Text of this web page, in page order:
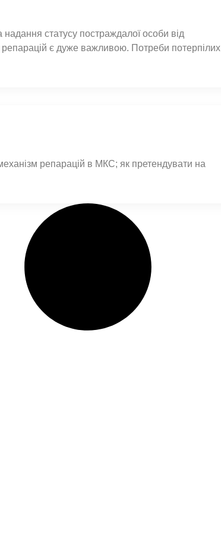
статусу постраждалої особи від
репарацій є дуже важливою. Потреби потерпілих
репарацій в МКС; як претендувати на